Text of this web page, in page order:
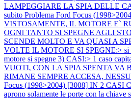
LAMPEGGIARE LA SPIA DELLE
subito Problema Ford Focus
VISTOSAMENTE, IL MOTORE E`
OGNI TANTO SI SPEGNE AGLI
SCENDE MOLTO E VA QUASI A
VOLTE IL MOTORE SI SPEGNE:> si
motore si spegne 3) CASI:> 1 caso
VUOTI, CON LA SPIA SPENTA VA
RIMANE SEMPRE ACCESA,
Focus (1998>2004) [3008] IN 2
aprono solamente le porte con la